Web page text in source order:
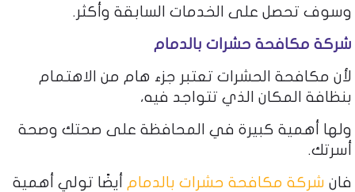
وسوف تحصل على الخدمات السابقة وأكثر.
شركة مكافحة حشرات بالدمام
لأن مكافحة الحشرات تعتبر جزء هام من الاهتمام
بنظافة المكان الذي تتواجد فيه،
ولها أهمية كبيرة في المحافظة على صحتك وصحة
أسرتك.
فان شركة مكافحة حشرات بالدمام أيضًا تولي أهمية